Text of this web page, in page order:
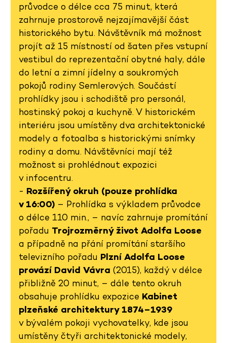
průvodce o délce cca 75 minut, která
zahrnuje prostorově nejzajímavější část
historického bytu. Návštěvník má možnost
projít až 15 místností od šaten přes vstupní
vestibul do reprezentační obytné haly, dále
do letní a zimní jídelny a soukromých
pokojů rodiny Semlerových. Součástí
prohlídky jsou i schodiště pro personál,
hostinský pokoj a kuchyně. V historickém
interiéru jsou umístěny dva architektonické
modely a fotoalba s historickými snímky
rodiny a domu. Návštěvníci mají též
možnost si prohlédnout expozici
v infocentru.
- Rozšířený okruh (pouze prohlídka
v 16:00) – Prohlídka s výkladem průvodce
o délce 110 min., – navíc zahrnuje promítání
pořadu Trojrozměrný život Adolfa Loose
a případně na přání promítání staršího
televizního pořadu Plzní Adolfa Loose
provází David Vávra (2015), každý v délce
přibližně 20 minut, – dále tento okruh
obsahuje prohlídku expozice Kabinet
plzeňské architektury 1874–1939
v bývalém pokoji vychovatelky, kde jsou
umístěny čtyři architektonické modely,